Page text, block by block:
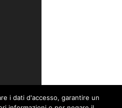
i dati d'accesso, garantire un